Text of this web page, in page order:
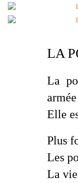
LA
La
armée
Elle
Plus
Les
La